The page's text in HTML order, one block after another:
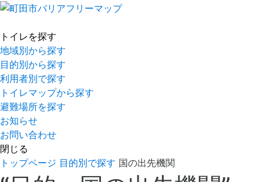
トイレを探す
地域別から探す
目的別から探す
利用者別で探す
トイレマップから探す
避難場所を探す
お知らせ
お問い合わせ
閉じる
トップページ 目的別で探す 国の出先機関